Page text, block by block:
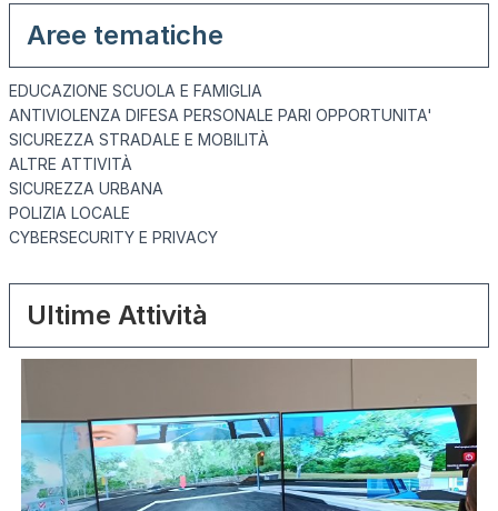
Aree tematiche
EDUCAZIONE SCUOLA E FAMIGLIA
ANTIVIOLENZA DIFESA PERSONALE PARI OPPORTUNITA'
SICUREZZA STRADALE E MOBILITÀ
ALTRE ATTIVITÀ
SICUREZZA URBANA
POLIZIA LOCALE
CYBERSECURITY E PRIVACY
Ultime Attività